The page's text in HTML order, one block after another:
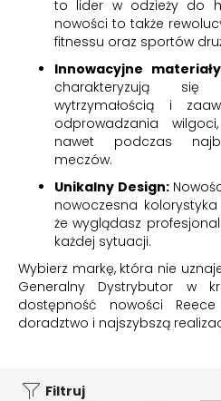
to lider w odzieży do
nowości to także
fitnessu oraz sportów
Innowacyjne
charakteryzują się
wytrzymałością i
odprowadzania
nawet podczas
meczów.
Unikalny Design:
nowoczesna
że wyglądasz
każdej sytuacji.
Wybierz markę, która nie
Generalny Dystrybutor w
dostępność nowości
doradztwo i najszybszą
Filtruj